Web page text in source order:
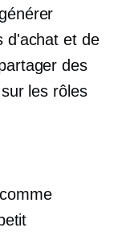
d'achat et de
des
les rôles
comme